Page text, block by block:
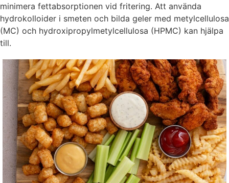
minimera fettabsorptionen vid fritering. Att använda
hydrokolloider i smeten och bilda geler med metylcellulosa
(MC) och hydroxipropylmetylcellulosa (HPMC) kan hjälpa
till.